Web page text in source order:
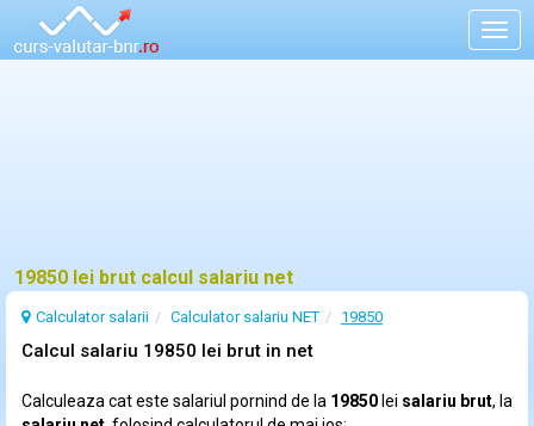
19850 lei brut calcul salariu net
Calculator salarii Calculator salariu NET 19850
Calcul salariu 19850 lei brut in net
Calculeaza cat este salariul pornind de la 19850 lei salariu brut, la